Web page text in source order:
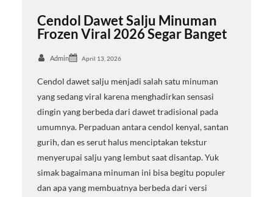
Cendol Dawet Salju Minuman
Frozen Viral 2026 Segar Banget
Admin April 13, 2026
Cendol dawet salju menjadi salah satu minuman
yang sedang viral karena menghadirkan sensasi
dingin yang berbeda dari dawet tradisional pada
umumnya. Perpaduan antara cendol kenyal, santan
gurih, dan es serut halus menciptakan tekstur
menyerupai salju yang lembut saat disantap. Yuk
simak bagaimana minuman ini bisa begitu populer
dan apa yang membuatnya berbeda dari versi